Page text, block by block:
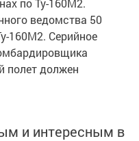
по Ту-160М2.
ведомства 50
160М2. Серийное
полет должен
и интересным в